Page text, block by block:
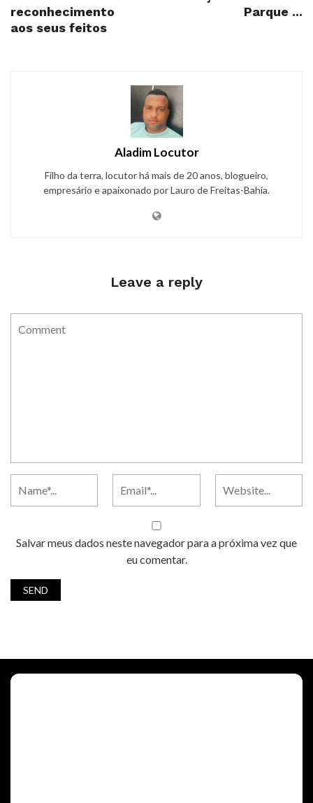
reconhecimento
aos seus feitos
Parque ...
Aladim Locutor
Filho da terra, locutor há mais de 20 anos, blogueiro,
empresário e apaixonado por Lauro de Freitas-Bahia.
Leave a reply
Salvar meus dados neste navegador para a próxima vez que
eu comentar.